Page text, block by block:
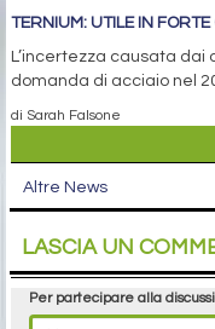
TERNIUM: UTILE IN
L’incertezza causata dai
domanda di acciaio nel
di Sarah Falsone
Altre News
LASCIA UN
Per partecipare alla